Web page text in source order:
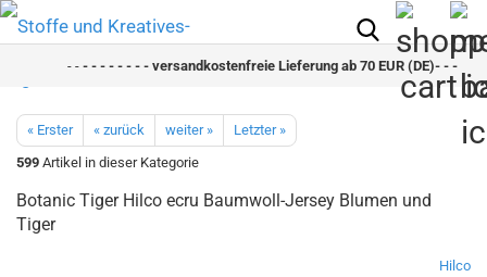
- - - - - - - - versandkostenfreie Lieferung ab 70 EUR (DE)- - - - - -
« Erster « zurück weiter »
Letzter »
599 Artikel in dieser Kategorie
Botanic Tiger Hilco ecru Baumwoll-Jersey Blumen und
Tiger
Hilco